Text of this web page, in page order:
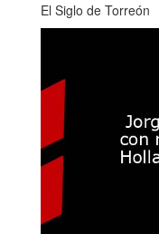
El Siglo de Torreón